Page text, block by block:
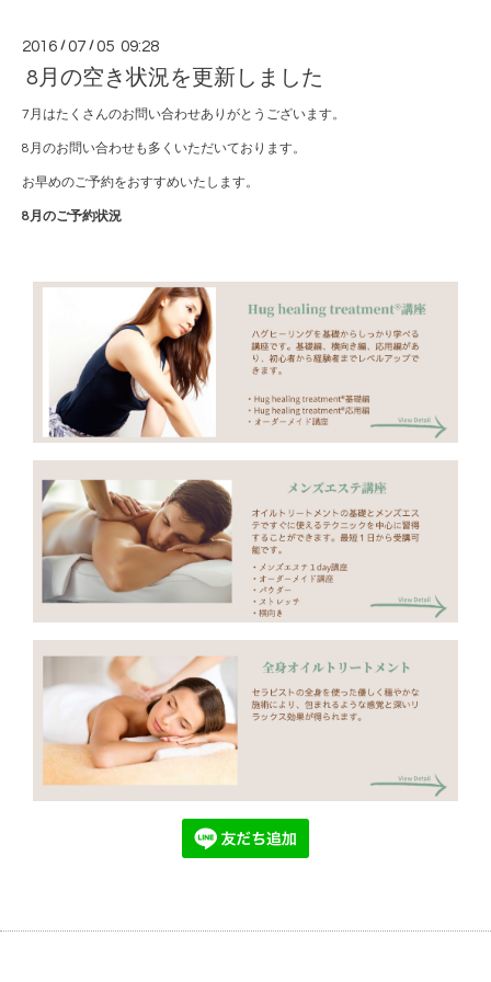
2016 /07 /05 09:28
8月の空き状況を更新しました
7月はたくさんのお問い合わせありがとうございます。
8月のお問い合わせも多くいただいております。
お早めのご予約をおすすめいたします。
8月のご予約状況